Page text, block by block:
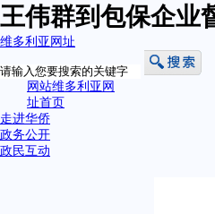
王伟群到包保企业
维多利亚网址
网站维多利亚网
址首页
走进华侨
政务公开
政民互动